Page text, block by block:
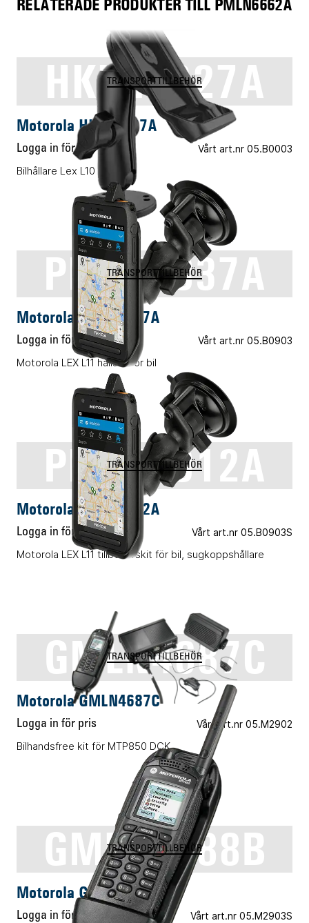
RELATERADE PRODUKTER TILL PMLN6662A
HKLN4627A
TRANSPORTTILLBEHÖR
Motorola HKLN4627A
Logga in för pris Vårt art.nr 05.B0003
Bilhållare Lex L10
PMLN7837A
TRANSPORTTILLBEHÖR
Motorola PMLN7837A
Logga in för pris Vårt art.nr 05.B0903
Motorola LEX L11 hållare för bil
PMLN7912A
TRANSPORTTILLBEHÖR
Motorola PMLN7912A
Logga in för pris Vårt art.nr 05.B0903S
Motorola LEX L11 tillbehörskit för bil, sugkoppshållare
GMLN4687C
TRANSPORTTILLBEHÖR
Motorola GMLN4687C
Logga in för pris Vårt art.nr 05.M2902
Bilhandsfree kit för MTP850 DCK
GMLN4688B
TRANSPORTTILLBEHÖR
Motorola GMLN4688B
Logga in för pris Vårt art.nr 05.M2903S